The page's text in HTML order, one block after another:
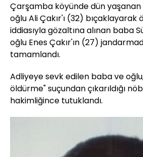
Çarşamba köyünde dün yaşanan
oğlu Ali Çakır'ı (32) bıçaklayarak
iddiasıyla gözaltına alınan baba
oğlu Enes Çakır'ın (27)
tamamlandı.
Adliyeye sevk edilen baba ve
öldürme" suçundan çıkarıldığı
hakimliğince tutuklandı.